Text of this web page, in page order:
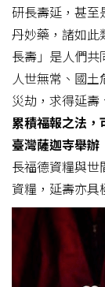
研長壽延，甚至
丹妙藥，諸如此
長壽」是人們共
人世無常、國
災劫，求得延壽
累積福報之法
臺灣薩迦寺舉辦
長福德資糧與
資糧，延壽亦具